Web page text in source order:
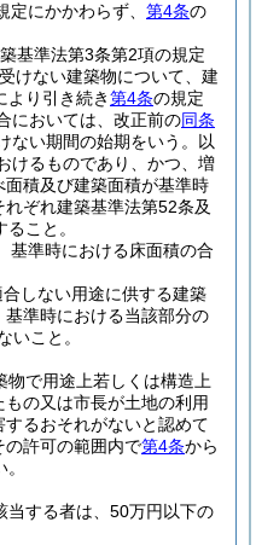
にかかわらず、 第4条の
基準法第3条第2項の規定
けない建築物について、建
より引き続き第4条の規定
においては、改正前の同条
ない期間の始期をいう。以
けるものであり、かつ、増
積及び建築面積が基準時
ぞれ建築基準法第52条及
こと。
基準時における床面積の合
しない用途に供する建築
準時における当該部分の
いこと。
物で用途上若しくは構造上
の又は市長が土地の利用
るおそれがないと認めて
の許可の範囲内で第4条から
当する者は、50万円以下の